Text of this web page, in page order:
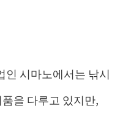
인 시마노에서는 낚시
을 다루고 있지만,